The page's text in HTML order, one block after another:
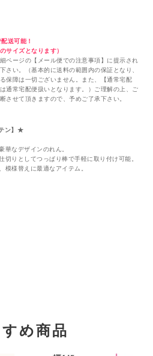
送可能！
サイズとなります）
ページの【メール便での注意事項】に提示され
さい。（基本的に送料の範囲内の保証となり、
保障は一切ございません。また、【通常宅配
通常宅配便扱いとなります。）ご理解の上、ご
させて頂きますので、予めご了承下さい。
ン】★
華なデザインのれん。
切りとしてつっぱり棒で手軽に取り付け可能。
模様替えに最適なアイテム。
め商品